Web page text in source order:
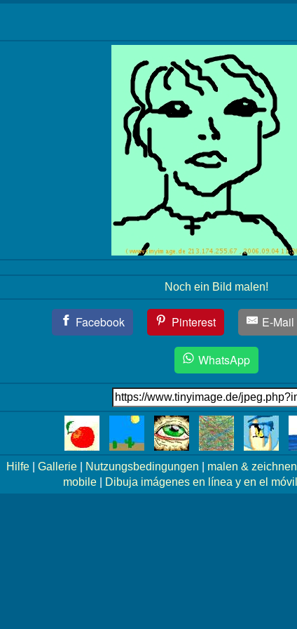
Noch ein Bild malen!
Facebook Pinterest E-Mail
WhatsApp
Hilfe Gallerie Nutzungsbedingungen malen & zeichnen
mobile| Dibuja imágenes en línea y en el móvil